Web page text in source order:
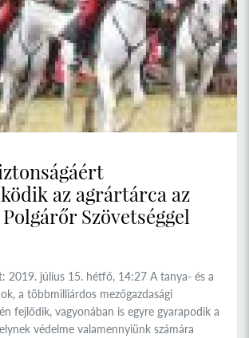
az agrártárca az
Szövetséggel
2019. július 15. hétfő, 14:27 A tanya- és a
a többmilliárdos mezőgazdasági
fejlődik, vagyonában is egyre gyarapodik a
védelme valamennyiünk számára